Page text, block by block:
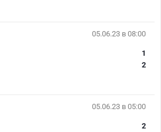
05.06.23 в 08:00
1
2
05.06.23 в 05:00
2